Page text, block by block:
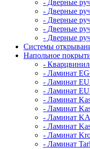
- Дверные
- Дверные
- Дверные
- Дверные
- Дверные
Системы
Напольное
-
- Ламинат
- Ламинат
- Ламинат
- Ламинат
- Ламинат
- Ламинат
- Ламинат
- Ламинат
- Ламинат